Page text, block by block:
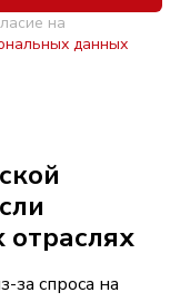
на
данных
за спроса на